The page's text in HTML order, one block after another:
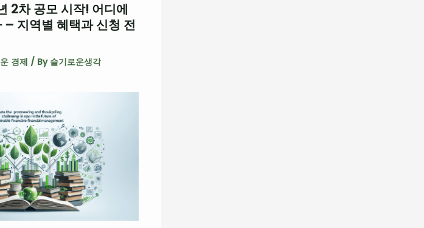
2차 공모 시작! 어디에
– 지역별 혜택과 신청 전
경제 / By 슬기로운생각